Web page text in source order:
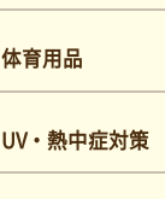
体育用品
UV・熱中症対策